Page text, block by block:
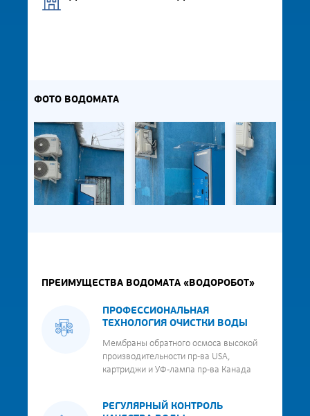
ФОТО ВОДОМАТА
ПРЕИМУЩЕСТВА ВОДОМАТА «ВОДОРОБОТ»
ПРОФЕССИОНАЛЬНАЯ
ТЕХНОЛОГИЯ ОЧИСТКИ ВОДЫ
Мембраны обратного осмоса высокой
производительности пр-ва USA,
картриджи и УФ-лампа пр-ва Канада
РЕГУЛЯРНЫЙ КОНТРОЛЬ